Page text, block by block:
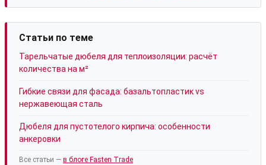
Статьи по теме
Тарельчатые дюбеля для теплоизоляции: расчёт
количества на м²
Гибкие связи для фасада: базальтопластик vs
нержавеющая сталь
Дюбеля для пустотелого кирпича: особенности
анкеровки
Все статьи — в блоге Fasten Trade